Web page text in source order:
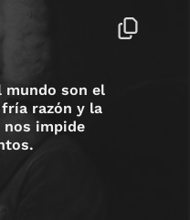
mundo son el
razón y la
nos impide